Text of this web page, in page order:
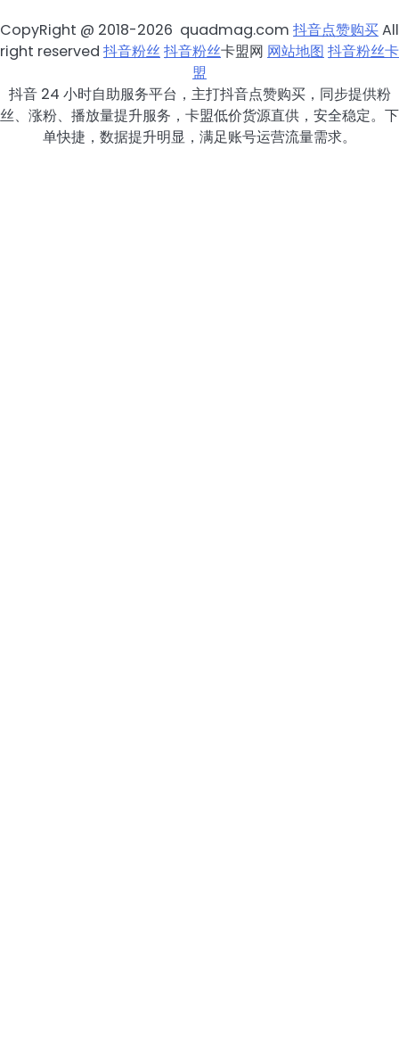
CopyRight @ 2018-2026 quadmag.com 抖音点赞购买All
right reserved 抖音粉丝 抖音粉丝卡盟网 网站地图 抖音粉丝卡
盟
抖音 24 小时自助服务平台，主打抖音点赞购买，同步提供粉
丝、涨粉、播放量提升服务，卡盟低价货源直供，安全稳定。下
单快捷，数据提升明显，满足账号运营流量需求。